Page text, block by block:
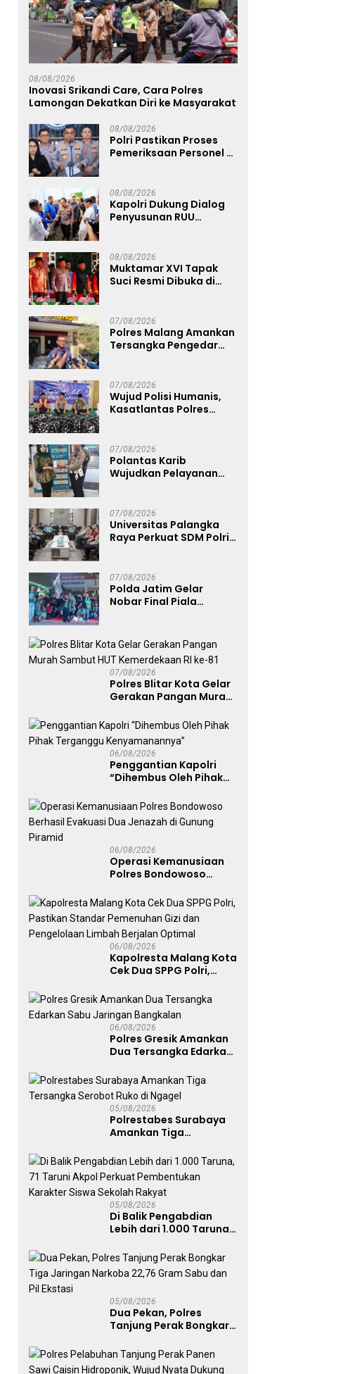
08/08/2026
Inovasi Srikandi Care, Cara Polres
Lamongan Dekatkan Diri ke Masyarakat
08/08/2026
Polri Pastikan Proses
Pemeriksaan Personel di
Transparan
08/08/2026
Kapolri Dukung Dialog
Penyusunan RUU
Buruh
08/08/2026
Muktamar XVI Tapak
Suci Resmi Dibuka di
Anggota Kehormatan
07/08/2026
Polres Malang Amankan
Tersangka Pengedar
Ganja 131 Gram
07/08/2026
Wujud Polisi Humanis,
Kasatlantas Polres
Berkah di Masjid Syekh
Ahmad Ibrahim
07/08/2026
Polantas Karib
Wujudkan Pelayanan
Humanis
07/08/2026
Universitas Palangka
Raya Perkuat SDM Polri
07/08/2026
Polda Jatim Gelar
Nobar Final Piala
Persebaya dari
Lapangan Mapolda
07/08/2026
Polres Blitar Kota Gelar
Gerakan Pangan Murah
Kemerdekaan RI ke-81
06/08/2026
Penggantian Kapolri
“Dihembus Oleh Pihak
Kenyamanannya”
06/08/2026
Operasi Kemanusiaan
Polres Bondowoso
Jenazah di Gunung
Piramid
06/08/2026
Kapolresta Malang Kota
Cek Dua SPPG Polri,
Pemenuhan Gizi dan
Pengelolaan Limbah
Berjalan Optimal
06/08/2026
Polres Gresik Amankan
Dua Tersangka Edarkan
Bangkalan
05/08/2026
Polrestabes Surabaya
Amankan Tiga
Ruko di Ngagel
05/08/2026
Di Balik Pengabdian
Lebih dari 1.000 Taruna,
Pembentukan Karakter
Siswa Sekolah Rakyat
05/08/2026
Dua Pekan, Polres
Tanjung Perak Bongkar
22,76 Gram Sabu dan Pil
Ekstasi